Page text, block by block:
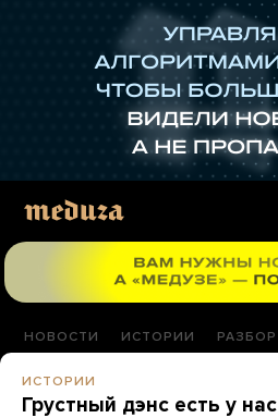
НОВОСТИ ИСТОРИИ РАЗБОР
ИСТОРИИ
Грустный дэнс есть у